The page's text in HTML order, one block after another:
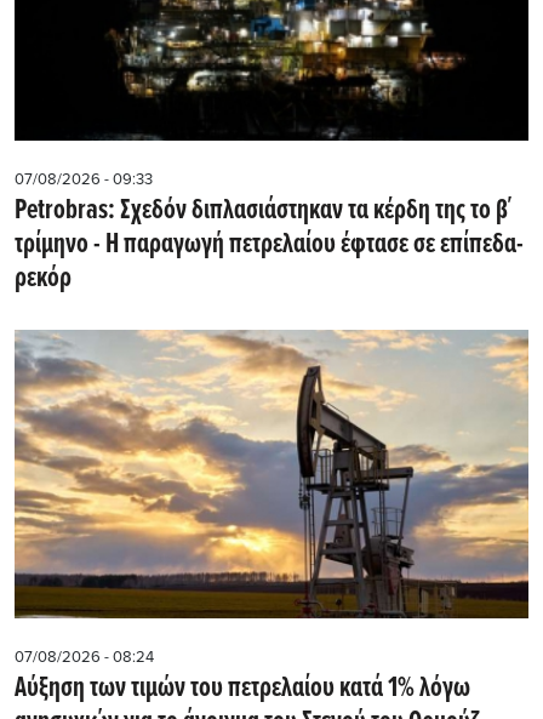
07/08/2026 - 09:33
Petrobras: Σχεδόν διπλασιάστηκαν τα κέρδη της το β΄
τρίμηνο - Η παραγωγή πετρελαίου έφτασε σε επίπεδα-
ρεκόρ
07/08/2026 - 08:24
Αύξηση των τιμών του πετρελαίου κατά 1% λόγω